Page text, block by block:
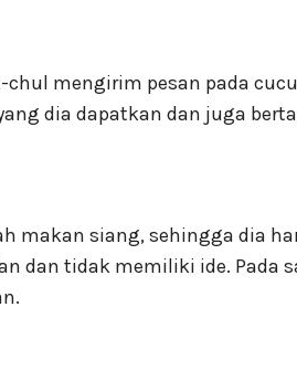
chul mengirim pesan pada
dia dapatkan dan juga
makan siang, sehingga dia
dan tidak memiliki ide. Pada